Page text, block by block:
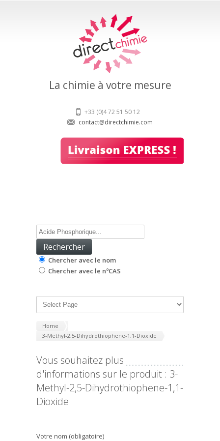
La chimie à votre mesure
+33 (0)4 72 51 50 12
contact@directchimie.com
Chercher avec le nom
Chercher avec le nºCAS
Home
3-Methyl-2,5-Dihydrothiophene-1,1-Dioxide
Vous souhaitez plus
d'informations sur le produit : 3-
Methyl-2,5-Dihydrothiophene-1,1-
Dioxide
Votre nom (obligatoire)